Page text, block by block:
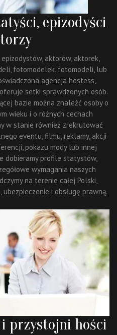
epizodyści
aktorów, aktorek,
fotomodelek, fotomodeli, lub
agencja hostess,
setki sprawdzonych osób.
bazie można znaleźć osoby o
wieku i o różnych cechach
w stanie również zrekrutować
eventu, filmu, reklamy, akcji
pokazu mody lub innej
dobieramy profile statystów,
wymagania naszych
na terenie całej Polski,
i obsługę prawną.
i przystojni hości